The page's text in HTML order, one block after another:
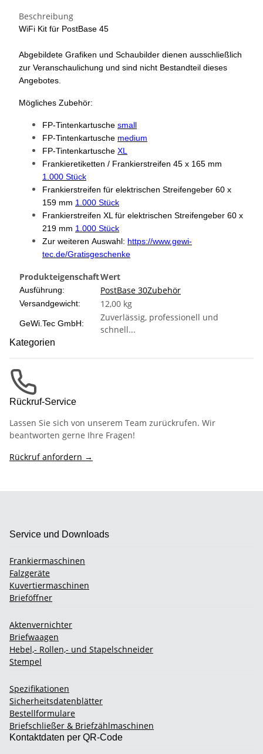
Beschreibung
WiFi Kit für PostBase 45
Abgebildete Grafiken und Schaubilder dienen ausschließlich
zur Veranschaulichung und sind nicht Bestandteil dieses
Angebotes.
Mögliches Zubehör:
FP-Tintenkartusche small
FP-Tintenkartusche medium
FP-Tintenkartusche XL
Frankieretiketten / Frankierstreifen 45 x 165 mm
1.000 Stück
Frankierstreifen für elektrischen Streifengeber 60 x
159 mm 1.000 Stück
Frankierstreifen XL für elektrischen Streifengeber 60 x
219 mm 1.000 Stück
Zur weiteren Auswahl: https://www.gewi-
tec.de/Gratisgeschenke
ProdukteigenschaftWert
Ausführung: PostBase 30Zubehör
Versandgewicht: 12,00 kg
GeWi.Tec GmbH:
Zuverlässig, professionell und
schnell...
Kategorien
Rückruf-Service
Lassen Sie sich von unserem Team zurückrufen. Wir
beantworten gerne Ihre Fragen!
Rückruf anfordern →
Service und Downloads
Frankiermaschinen
Falzgeräte
Kuvertiermaschinen
Brieföffner
Aktenvernichter
Briefwaagen
Hebel,- Rollen,- und Stapelschneider
Stempel
Spezifikationen
Sicherheitsdatenblätter
Bestellformulare
Briefschließer & Briefzählmaschinen
Kontaktdaten per QR-Code